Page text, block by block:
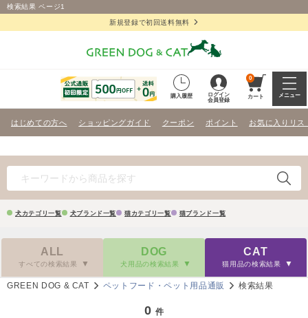
検索結果 ページ1
新規登録で初回送料無料
購入履歴
ログイン
会員登録
0
カート メニュー
はじめての方へ ショッピングガイド クーポン ポイント お気に入りリス
犬カテゴリ一覧 犬ブランド一覧 猫カテゴリ一覧 猫ブランド一覧
ALL
すべての検索結果
DOG
犬用品の検索結果
CAT
猫用品の検索結果
GREEN DOG & CAT ペットフード・ペット用品通販 検索結果
0 件